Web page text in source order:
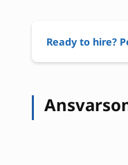
Ready to hire?